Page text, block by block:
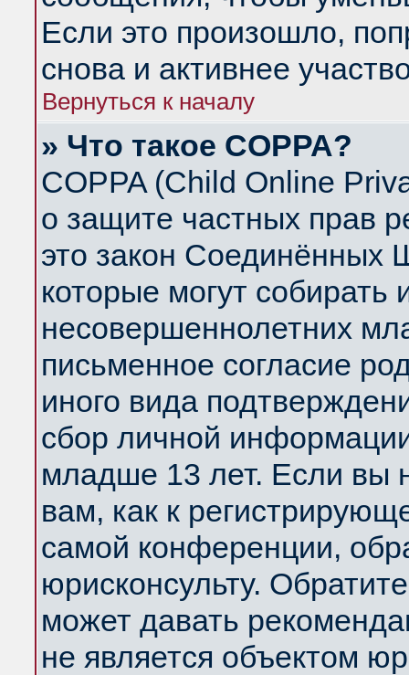
Если это произошло,
снова и активнее
Вернуться к началу
» Что такое COPPA?
COPPA (Child Online
о защите частных прав
это закон Соединённых
которые могут
несовершеннолетних
письменное согласие
иного вида
сбор личной
младше 13 лет. Если вы
вам, как к
самой конференции,
юрисконсульту.
может давать
не является объектом